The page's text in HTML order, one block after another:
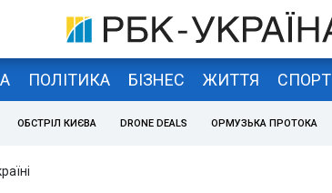
ПОЛІТИКА БІЗНЕС ЖИТТЯ СПОРТ
ОБСТРІЛ КИЄВА DRONE DEALS ОРМУЗЬКА ПРОТОКА